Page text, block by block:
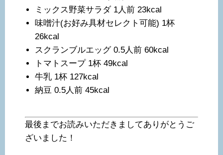
ミックス野菜サラダ 1人前 23kcal
味噌汁(お好み具材セレクト可能) 1杯
26kcal
スクランブルエッグ 0.5人前 60kcal
トマトスープ 1杯 49kcal
牛乳 1杯 127kcal
納豆 0.5人前 45kcal
最後までお読みいただきましてありがとうご
ざいました！